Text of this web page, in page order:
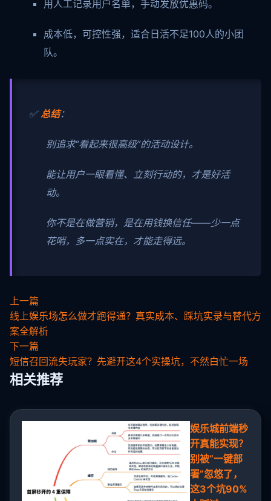
用人工记录用户名单，手动发放优惠码。
成本低，可控性强，适合日活不足100人的小团
队。
✅总结：
别追求“看起来很高级”的活动设计。
能让用户一眼看懂、立刻行动的，才是好活
动。
你不是在做营销，是在用钱换信任——少一点
花哨，多一点实在，才能走得远。
上一篇
线上娱乐场怎么做才跑得通？真实成本、踩坑实录与替代方
案全解析
下一篇
短信召回流失玩家？先避开这4个实操坑，不然白忙一场
相关推荐
娱乐城前端秒
开真能实现？
别被“一键部
署”忽悠了，
这3个坑90%